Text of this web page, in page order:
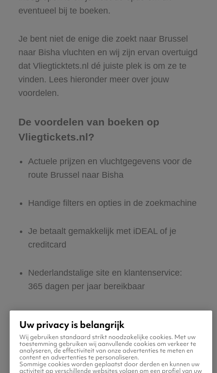
eventueel bij te boeken.
Je bent niet de enige die zoekt naar Brussel
naar Bisha vluchten en wij zijn ervan overtuigd
dat Vliegticktets.nl dé juiste plek is om ze te
vinden. Lees hieronder meer over jouw
voordelen.
De voordelen van boeken op
Vliegtickets.nl?
Actuele prijzen en vluchtgegevens voor de
route Brussel naar Bisha
Handige filters en opties in de zoekmachine
Je betaalt gemakkelijk met iDEAL of je
creditcard
Nederlandstalige site en klantenservice:
365 dagen per jaar bereikbaar
Boek ook direct een hotel of huurauto voor
in Bisha
Uw privacy is belangrijk
Wij gebruiken standaard strikt noodzakelijke cookies. Met uw
toestemming gebruiken wij aanvullende cookies om verkeer te
analyseren, de effectiviteit van onze advertenties te meten en
content en advertenties te personaliseren.
Sommige cookies worden geplaatst door derden en kunnen uw
activiteit op verschillende websites volgen om een profiel van uw